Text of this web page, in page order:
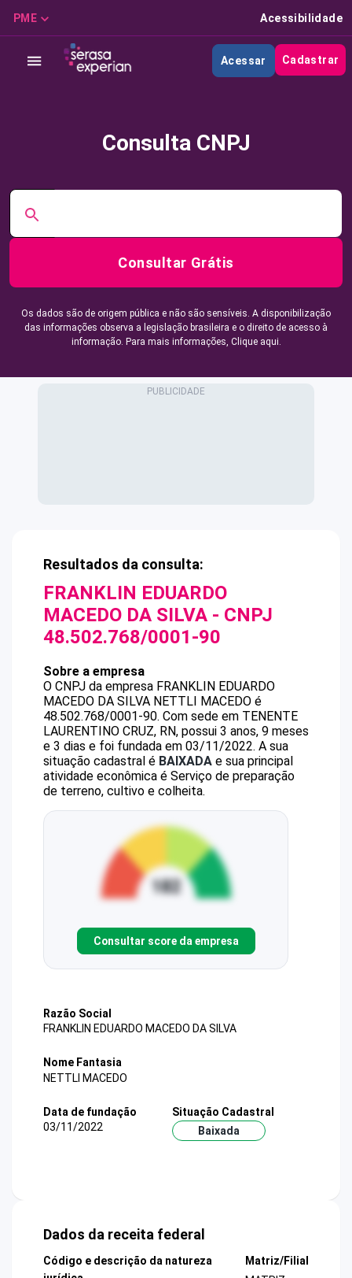
PME Acessibilidade
Acessar Cadastrar
Consulta CNPJ
Consultar Grátis
Os dados são de origem pública e não são sensíveis. A disponibilização
das informações observa a legislação brasileira e o direito de acesso à
informação. Para mais informações, Clique aqui.
Resultados da consulta:
FRANKLIN EDUARDO
MACEDO DA SILVA - CNPJ
48.502.768/0001-90
Sobre a empresa
O CNPJ da empresa FRANKLIN EDUARDO
MACEDO DA SILVA NETTLI MACEDO é
48.502.768/0001-90. Com sede em TENENTE
LAURENTINO CRUZ, RN, possui 3 anos, 9 meses
e 3 dias e foi fundada em 03/11/2022. A sua
situação cadastral é BAIXADA e sua principal
atividade econômica é Serviço de preparação
de terreno, cultivo e colheita.
Consultar score da empresa
Razão Social
FRANKLIN EDUARDO MACEDO DA SILVA
Nome Fantasia
NETTLI MACEDO
Data de fundação
03/11/2022
Situação Cadastral
Baixada
Dados da receita federal
Código e descrição da natureza
Matriz/Filial